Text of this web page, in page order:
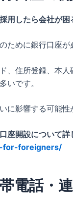
用したら会社が困
ために銀行口座が
、住所登録、本
いです。
に影響する可能性
座開設について詳
for-foreigners/
電話・